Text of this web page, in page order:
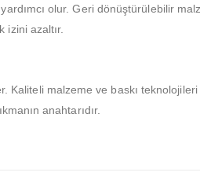
olur. Geri dönüştürülebilir
azaltır.
Kaliteli malzeme ve baskı
anahtarıdır.